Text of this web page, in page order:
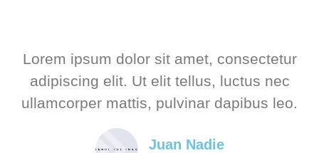
Lorem ipsum dolor sit amet, consectetur
adipiscing elit. Ut elit tellus, luctus nec
ullamcorper mattis, pulvinar dapibus leo.
Juan Nadie